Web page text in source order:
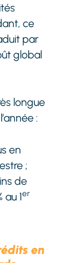
ce
par
global
longue
:
en
;
de
au 1er
en